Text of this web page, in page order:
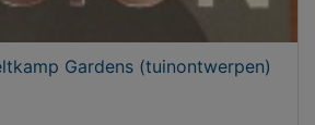
Gardens (tuinontwerpen)